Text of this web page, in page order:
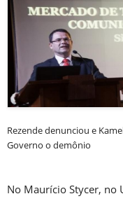
Rezende denunciou e
Governo o demônio
No Maurício Stycer, no